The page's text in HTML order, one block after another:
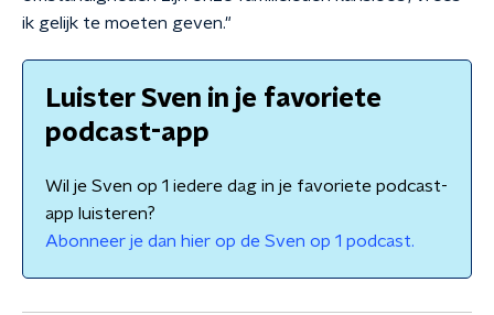
ik gelijk te moeten geven."
Luister Sven in je favoriete
podcast-app
Wil je Sven op 1 iedere dag in je favoriete podcast-
app luisteren?
Abonneer je dan hier op de Sven op 1 podcast.